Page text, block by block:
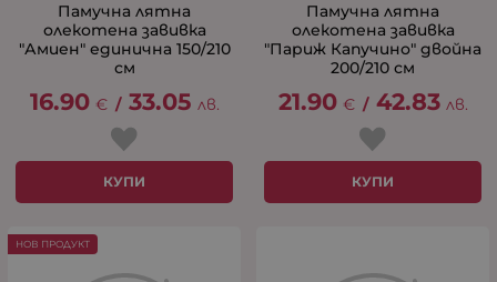
Памучна лятна
олекотена завивка
"Амиен" единична 150/210
см
16.90 € / 33.05 лв.
КУПИ
Памучна лятна
олекотена завивка
"Париж Капучино" двойна
200/210 см
21.90 € / 42.83 лв.
КУПИ
НОВ ПРОДУКТ